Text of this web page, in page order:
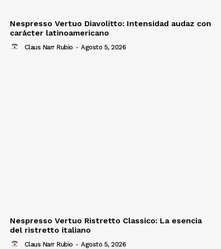
Nespresso Vertuo Diavolitto: Intensidad audaz con
carácter latinoamericano
Claus Narr Rubio - Agosto 5, 2026
Nespresso Vertuo Ristretto Classico: La esencia
del ristretto italiano
Claus Narr Rubio - Agosto 5, 2026